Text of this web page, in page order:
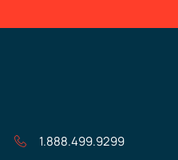
1.888.499.9299